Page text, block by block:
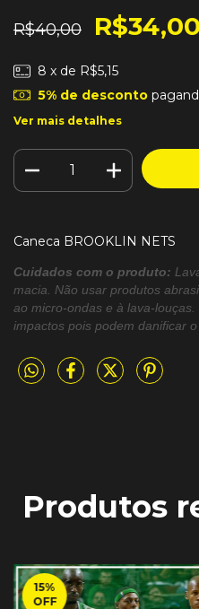
R$40,00 R$34,00
8 x de R$5,15
5% de desconto
Ver mais detalhes
Caneca BROOKLIN NETS
Cuidados com o produto:
macia. Não usar produtos
ao micro-ondas e à lava-
impactos pois podem danificar
Produtos
15%
OFF